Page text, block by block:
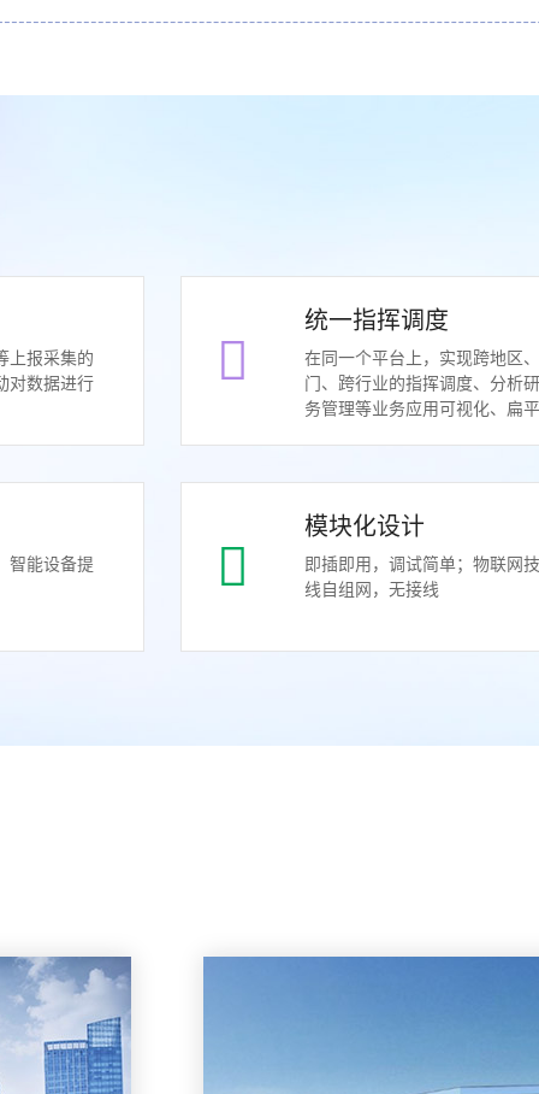
上报采集的
对数据进行
统一指挥调度
在同一个平台上，实现跨地区
门、跨行业的指挥调度、分析
务管理等业务应用可视化、扁
智能设备提
模块化设计
即插即用，调试简单；物联网
线自组网，无接线